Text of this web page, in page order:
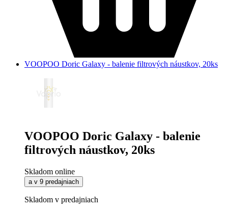
VOOPOO Doric Galaxy - balenie filtrových náustkov, 20ks
VOOPOO Doric Galaxy - balenie
filtrových náustkov, 20ks
Skladom online
a v 9 predajniach
Skladom v predajniach